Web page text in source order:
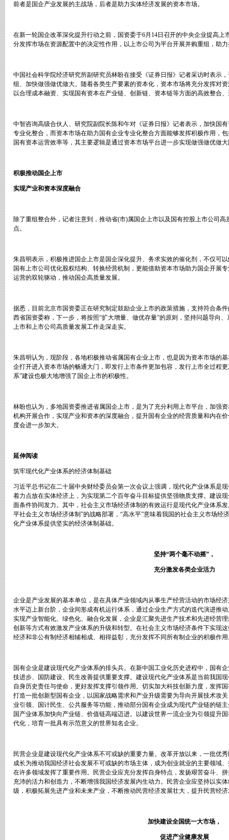
前者是国企产业发展的主战场，后者是助力实体经济发展的资本市场。
在新一轮国企改革深化提升行动之前，国资委于6月 14日召开的中央企业提高上
分发挥市场在资源配置中的决定性作用，以上市公司为平台开展并购重组，助
中国社会科学院经济研究所副研究员林盼在接受《证券日报》记者采访时表示
组、加快做强做优做大。随着各类生产要素的资本化，资本市场将充分发挥对
以合理成本融资、实现国有资本在产业链、创新链、资本链等方面的高效整合
中智咨询高级合伙人、研究院副院长陈和午对《证券日报》记者表示，加快国
专业化整合，而资本市场在助力国有企业专业化整合方面能够发挥积极作用，
国有资本运营效率等，其主要逻辑是通过资本市场平台进一步实现做强做优做
积极推动国企上市
实现产业和资本深度融合
除了重组整合外，记者注意到，推动省(市)属国企上市以及国有控股上市公司
点。
朱昌明表示，积极推进国企上市是国企深化提升、务求实效的催化剂，不仅可
国有上市公司优化股权结构、转换经营机制，更能借助资本市场助力国企开展
运营的双轮驱动，推动国企高质量发展。
据悉，目前北京市国资委正在研究制定鼓励企业上市的政策措施，支持符合条
西省国资委称，下一步，将按照“扩大增量、做优存量”的原则，坚持问题导向
上市和上市公司高质量发展工作走深走实。
朱昌明认为，现阶段，各地积极推动省属国有企业上市，也是因为资本市场的
企打开进入资本市场的畅通大门，即发行上市条件更加包容，发行上市全过程
系”建设也极大地增强了国企上市的积极性。
林盼也认为，多地国资委推进省属国企上市，是为了充分利用上市平台，加强
机构开展合作，实现产业和资本的深度融合，提升国有企业的经营质量和内在
度会进一步加大。
延伸阅读
筑牢现代化产业体系的经济体制基础
习近平总书记在二十届中央财经委员会第一次会议上强调，现代化产业体系是
着力点放在实体经济上，为实现第二个百年奋斗目标提供坚强物质支撑。建设
面条件协同发力。其中，社会主义市场经济体制的有效运行是现代化产业体系
平社会主义市场经济体制 ”的战略部署， “高水平”意味着我国的社会主义市场经
化产业体系提供坚实的经济体制基础。
坚持“两个毫不动摇” ，
充分激发各类企业活力
企业是产业发展的基本单位，是在具体产业领域内从事生产经营活动的市场经
水平迈上新台阶，企业间形成有机运行体系，通过企业生产方式的迭代演进推
实现产业智能化、绿色化、融合化发展，企业是汇聚先进生产技术和先进经营
创新等方式有效激发产业体系的升级和转型。在社会主义市场经济条件下实现
经济和非公有制经济相辅相成、相得益彰，充分发挥不同所有制企业的积极作
国有企业是建设现代化产业体系的排头兵。在新中国工业化历史进程中，国有
技进步、国防建设、民生改善提供重要支撑。建设现代化产业体系是当前我国
自身历史责任与使命，更好发挥支撑引领作用。切实加大科技创新力度，发挥
打造一批创新型国有企业，以国家战略需求和产业升级需要为导向开展技术攻
业引领、国计民生、公共服务等功能，推动部分国有企业成为现代产业链的链
国产业体系加快向产业链、价值链高端迈进。以建设世界一流企业为引领提升
代化，培育一批具有示范意义的世界知名企业。
民营企业是建设现代化产业体系不可或缺的重要力量。改革开放以来，一批优
成长为推动我国经济社会发展不可或缺的市场主体，成为创业就业的主要领域
在许多领域发挥了重要作用。民营企业应充分发挥自身特点，发扬艰苦奋斗、
充沛的活力和创造力，不断增强我国经济发展内生动力。民营企业应坚持以实
级，积极拓展先进产业和未来产业，不断推动民营经济发展壮大，提升民营经
加快建设全国统一大市场，
促进产业健康发展